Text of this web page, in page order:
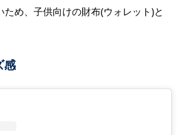
め、子供向けの財布(ウォレット)と
感